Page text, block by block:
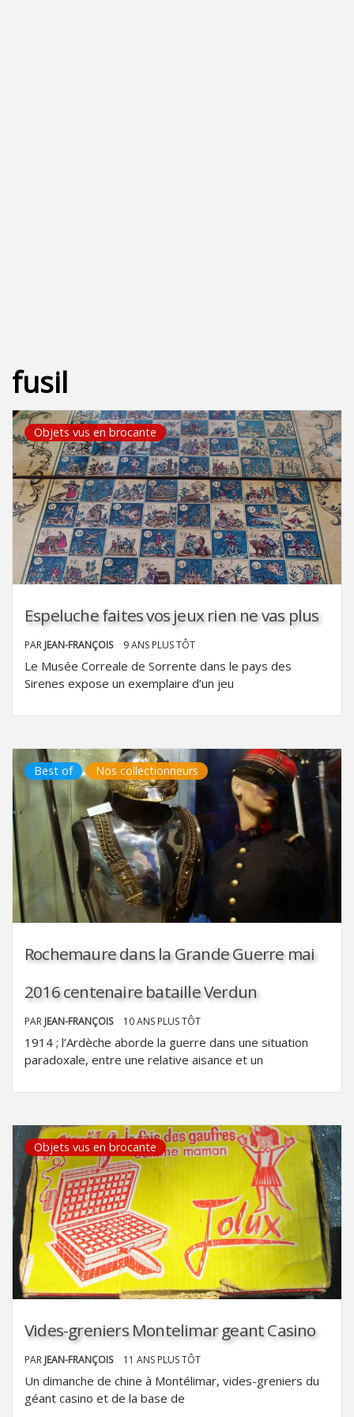
fusil
Objets vus en brocante
Espeluche faites vos jeux rien ne vas plus
PAR JEAN-FRANÇOIS 9 ANS PLUS TÔT
Le Musée Correale de Sorrente dans le pays des
Sirenes expose un exemplaire d’un jeu
Best of Nos collectionneurs
Rochemaure dans la Grande Guerre mai
2016 centenaire bataille Verdun
PAR JEAN-FRANÇOIS 10 ANS PLUS TÔT
1914 ; l’Ardèche aborde la guerre dans une situation
paradoxale, entre une relative aisance et un
Objets vus en brocante
Vides-greniers Montelimar geant Casino
PAR JEAN-FRANÇOIS 11 ANS PLUS TÔT
Un dimanche de chine à Montélimar, vides-greniers du
géant casino et de la base de